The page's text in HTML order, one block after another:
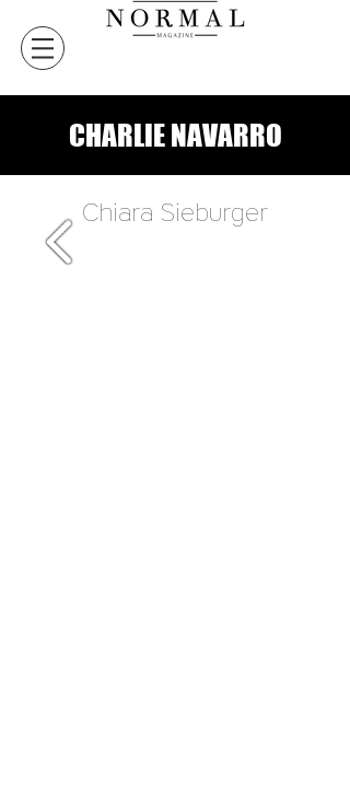
CHARLIE NAVARRO
Chiara Sieburger